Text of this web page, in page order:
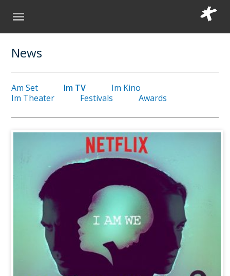
News
Am Set Im TV
Im Kino
Im Theater
Festivals Awards